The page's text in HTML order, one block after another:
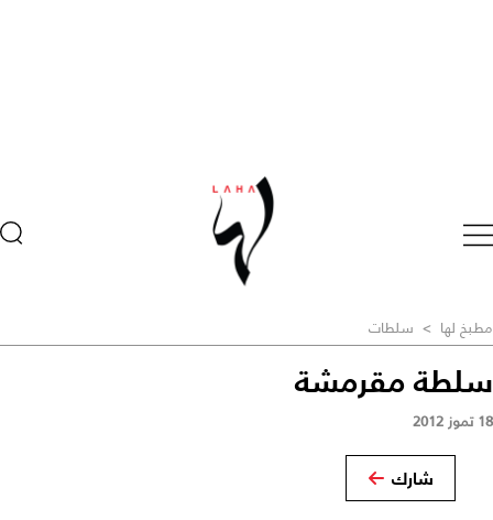
مطبخ لها > سلطات
سلطة مقرمشة
18 تموز 2012
شارك